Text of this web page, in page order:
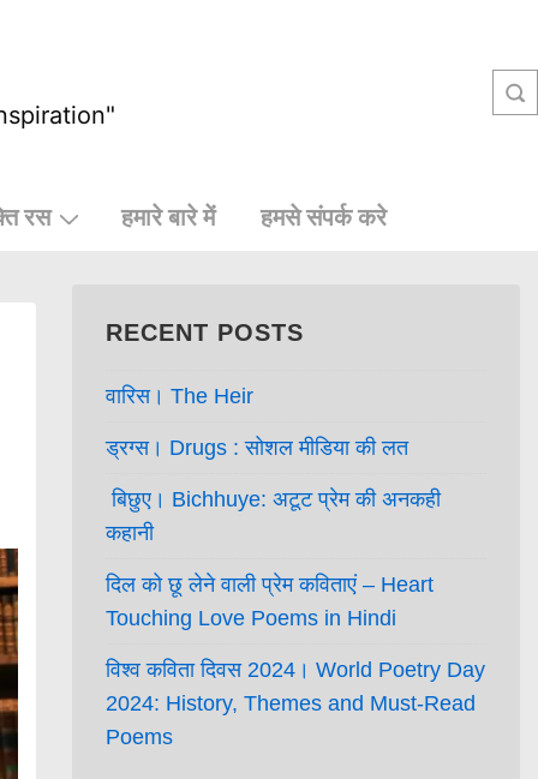
रस हमारे बारे में हमसे संपर्क करे
RECENT POSTS
वारिस। The Heir
ड्रग्स। Drugs : सोशल मीडिया की लत
बिछुए। Bichhuye: अटूट प्रेम की अनकही
कहानी
दिल को छू लेने वाली प्रेम कविताएं – Heart
Touching Love Poems in Hindi
विश्व कविता दिवस 2024। World Poetry Day
2024: History, Themes and Must-Read
Poems